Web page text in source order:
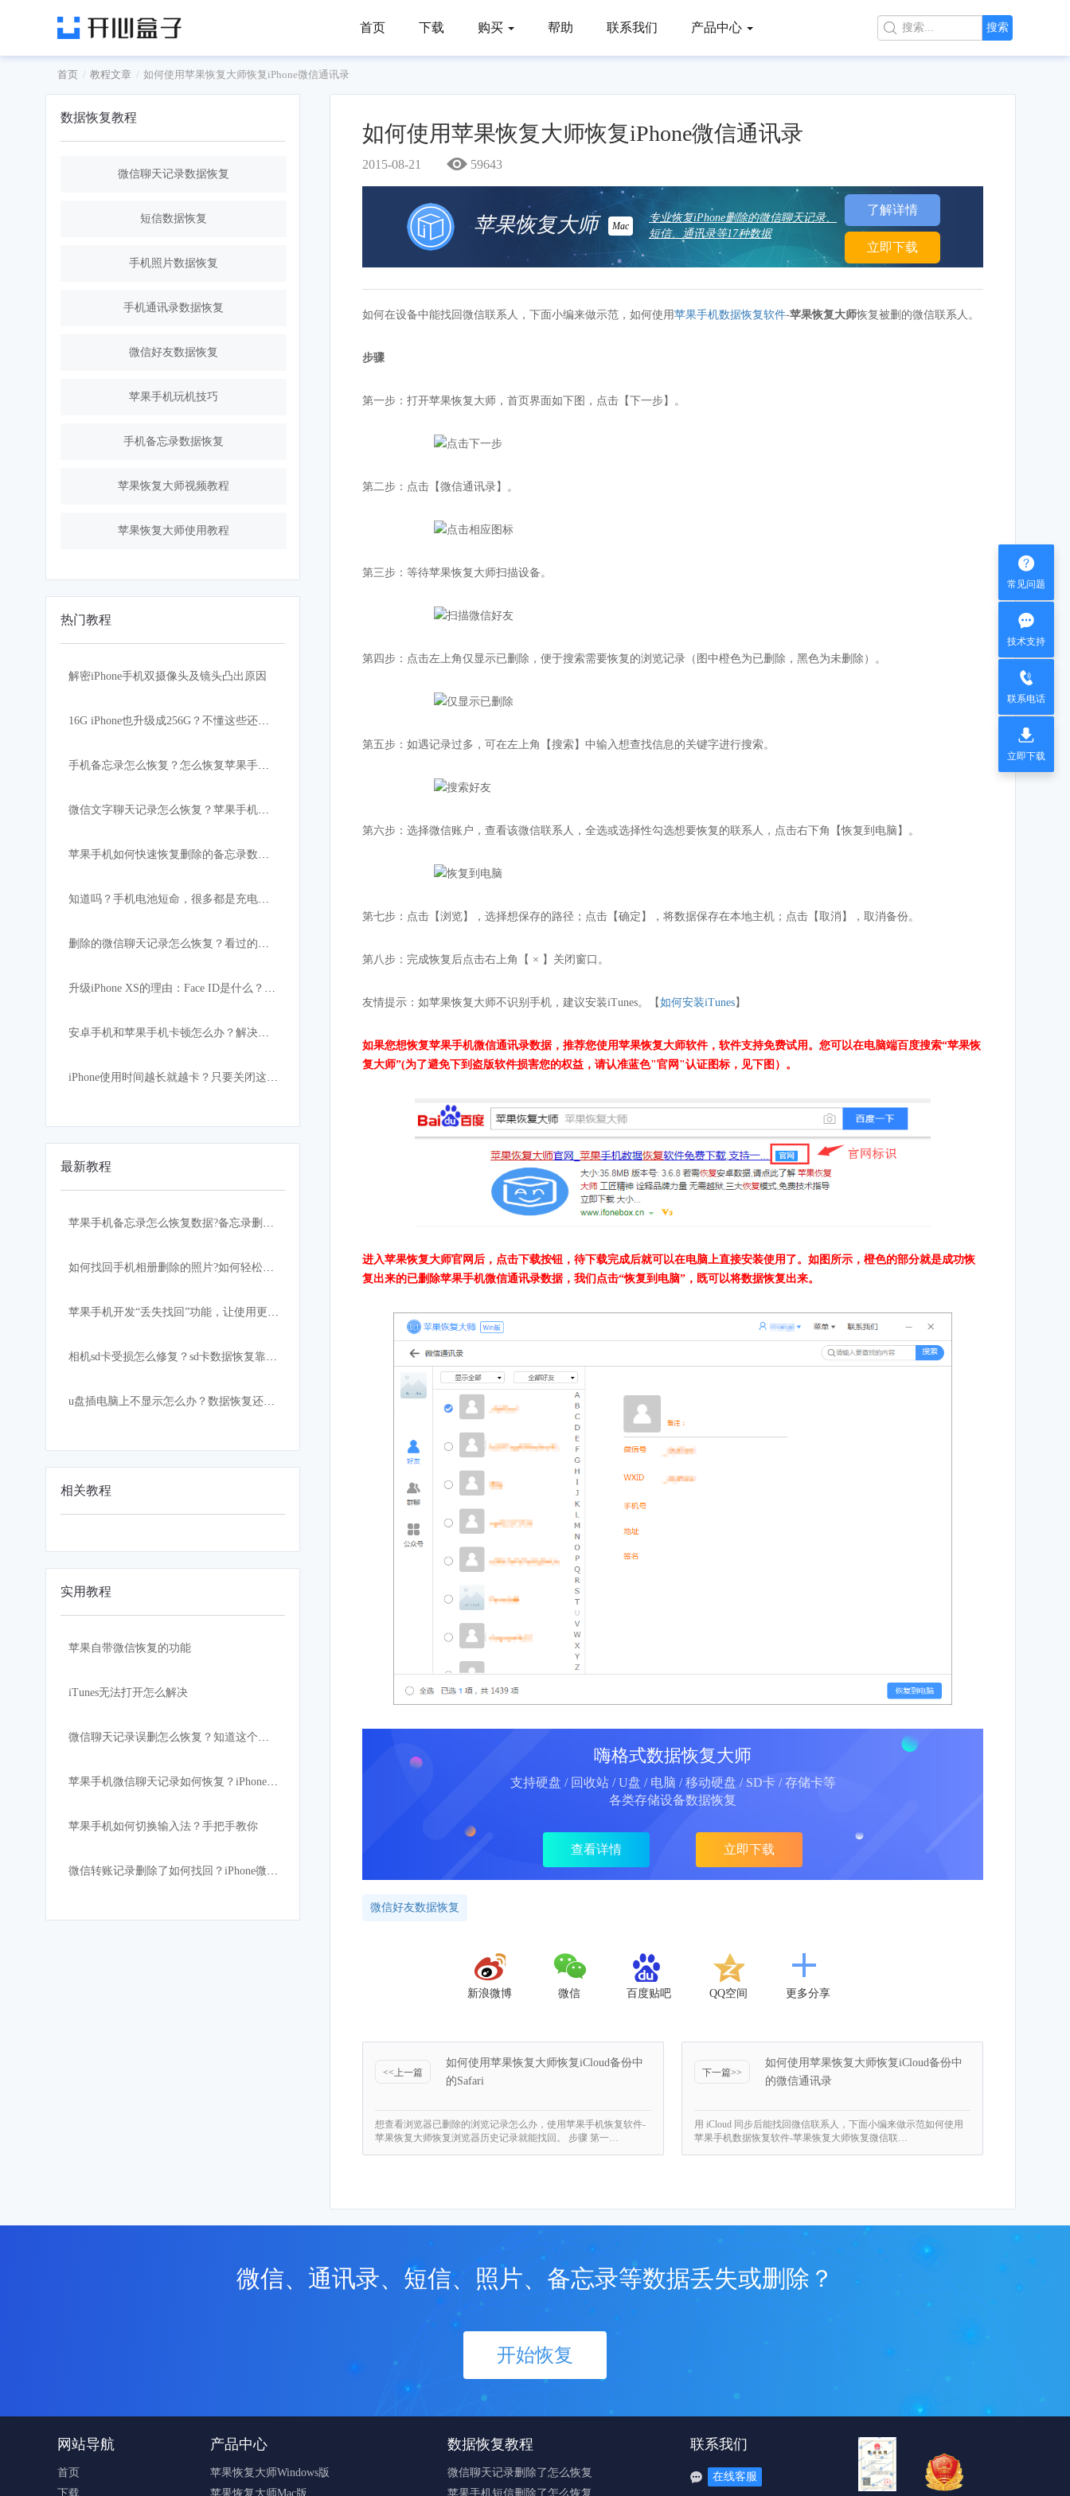
 搜索
首页 下载 购买 帮助 联系我们 产品中心
首页 教程文章 如何使用苹果恢复大师恢复iPhone微信通讯录
数据恢复教程
微信聊天记录数据恢复
短信数据恢复
手机照片数据恢复
手机通讯录数据恢复
微信好友数据恢复
苹果手机玩机技巧
手机备忘录数据恢复
苹果恢复大师视频教程
苹果恢复大师使用教程
热门教程
解密iPhone手机双摄像头及镜头凸出原因
16G iPhone也升级成256G？不懂这些还真的不行！
手机备忘录怎么恢复？怎么恢复苹果手机突然消失的备忘录内容
微信文字聊天记录怎么恢复？苹果手机微信数据恢复教程
苹果手机如何快速恢复删除的备忘录数据:iPhone必备
知道吗？手机电池短命，很多都是充电宝惹的祸！
删除的微信聊天记录怎么恢复？看过的都找回了
升级iPhone XS的理由：Face ID是什么？解锁速度比上代快
安卓手机和苹果手机卡顿怎么办？解决手机卡顿小妙招
iPhone使用时间越长就越卡？只要关闭这设置，手机立马如获重生
最新教程
苹果手机备忘录怎么恢复数据?备忘录删除怎么恢复？
如何找回手机相册删除的照片?如何轻松快速恢复？
苹果手机开发“丢失找回”功能，让使用更加安心！
相机sd卡受损怎么修复？sd卡数据恢复靠这招
u盘插电脑上不显示怎么办？数据恢复还有希望吗
相关教程
实用教程
苹果自带微信恢复的功能
iTunes无法打开怎么解决
微信聊天记录误删怎么恢复？知道这个方法的人不超过10%
苹果手机微信聊天记录如何恢复？iPhone iOS12系统怎么快速查看微信记录
苹果手机如何切换输入法？手把手教你
微信转账记录删除了如何找回？iPhone微信聊天记录恢复教程
如何使用苹果恢复大师恢复iPhone微信通讯录
2015-08-21 59643
苹果恢复大师 Mac
专业恢复iPhone删除的微信聊天记录、
短信、通讯录等17种数据
了解详情
立即下载
如何在设备中能找回微信联系人，下面小编来做示范，如何使用苹果手机数据恢复软件-苹果恢复大师恢复被删的微信联系人。
步骤
第一步：打开苹果恢复大师，首页界面如下图，点击【下一步】。
第二步：点击【微信通讯录】。
第三步：等待苹果恢复大师扫描设备。
第四步：点击左上角仅显示已删除，便于搜索需要恢复的浏览记录（图中橙色为已删除，黑色为未删除）。
第五步：如遇记录过多，可在左上角【搜索】中输入想查找信息的关键字进行搜索。
第六步：选择微信账户，查看该微信联系人，全选或选择性勾选想要恢复的联系人，点击右下角【恢复到电脑】。
第七步：点击【浏览】，选择想保存的路径；点击【确定】，将数据保存在本地主机；点击【取消】，取消备份。
第八步：完成恢复后点击右上角【 × 】关闭窗口。
友情提示：如苹果恢复大师不识别手机，建议安装iTunes。【如何安装iTunes】
如果您想恢复苹果手机微信通讯录数据，推荐您使用苹果恢复大师软件，软件支持免费试用。您可以在电脑端百度搜索“苹果恢
复大师”(为了避免下到盗版软件损害您的权益，请认准蓝色"官网"认证图标，见下图）。
进入苹果恢复大师官网后，点击下载按钮，待下载完成后就可以在电脑上直接安装使用了。如图所示，橙色的部分就是成功恢
复出来的已删除苹果手机微信通讯录数据，我们点击“恢复到电脑”，既可以将数据恢复出来。
嗨格式数据恢复大师
支持硬盘 / 回收站 / U盘 / 电脑 / 移动硬盘 / SD卡 / 存储卡等
各类存储设备数据恢复
查看详情 立即下载
微信好友数据恢复
新浪微博 微信 百度贴吧 QQ空间 更多分享
<<上一篇
如何使用苹果恢复大师恢复iCloud备份中
的Safari
想查看浏览器已删除的浏览记录怎么办，使用苹果手机恢复软件-
苹果恢复大师恢复浏览器历史记录就能找回。 步骤 第一…
下一篇>>
如何使用苹果恢复大师恢复iCloud备份中
的微信通讯录
用 iCloud 同步后能找回微信联系人，下面小编来做示范如何使用
苹果手机数据恢复软件-苹果恢复大师恢复微信联…
微信、通讯录、短信、照片、备忘录等数据丢失或删除？
开始恢复
网站导航
首页
下载
产品中心
苹果恢复大师Windows版
苹果恢复大师Mac版
数据恢复教程
微信聊天记录删除了怎么恢复
苹果手机短信删除了怎么恢复
联系我们
 在线客服

常见问题

技术支持

联系电话

立即下载